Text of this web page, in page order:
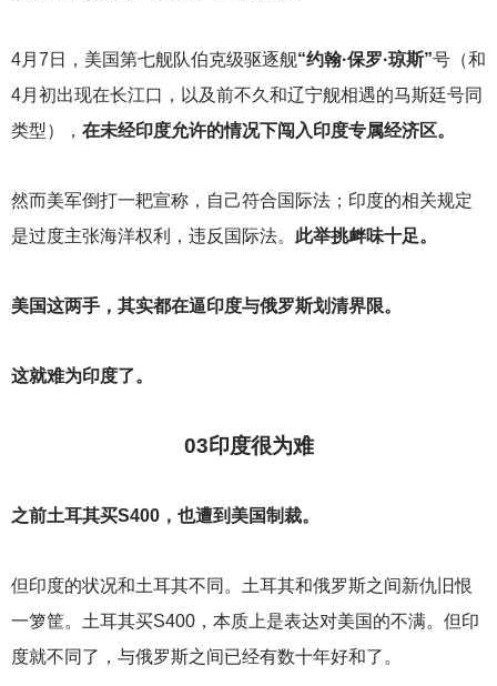
4月7日，美国第七舰队伯克级驱逐舰“约翰·保罗·琼斯”号（和
4月初出现在长江口，以及前不久和辽宁舰相遇的马斯廷号同
类型）， 在未经印度允许的情况下闯入印度专属经济区。
然而美军倒打一耙宣称，自己符合国际法；印度的相关规定
是过度主张海洋权利，违反国际法。 此举挑衅味十足。
美国这两手，其实都在逼印度与俄罗斯划清界限。
这就难为印度了。
03印度很为难
之前土耳其买S400，也遭到美国制裁。
但印度的状况和土耳其不同。土耳其和俄罗斯之间新仇旧恨
一箩筐。土耳其买S400，本质上是表达对美国的不满。但印
度就不同了，与俄罗斯之间已经有数十年好和了。